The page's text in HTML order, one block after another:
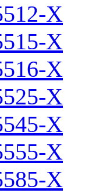
X
X
X
X
X
X
X